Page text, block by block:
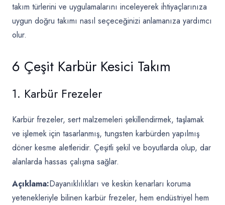
takım türlerini ve uygulamalarını inceleyerek ihtiyaçlarınıza
uygun doğru takımı nasıl seçeceğinizi anlamanıza yardımcı
olur.
6 Çeşit Karbür Kesici Takım
1. Karbür Frezeler
Karbür frezeler, sert malzemeleri şekillendirmek, taşlamak
ve işlemek için tasarlanmış, tungsten karbürden yapılmış
döner kesme aletleridir. Çeşitli şekil ve boyutlarda olup, dar
alanlarda hassas çalışma sağlar.
Açıklama:Dayanıklılıkları ve keskin kenarları koruma
yetenekleriyle bilinen karbür frezeler, hem endüstriyel hem